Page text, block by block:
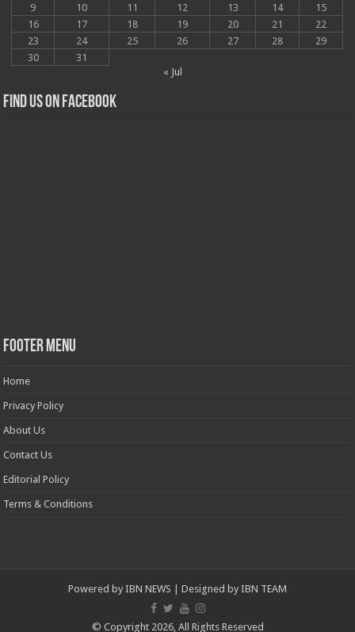
9
10 11 12 13 14
15
16
17 18 19 20 21
22
23
24 25 26 27 28
29
30
31
« Jul
Find us on Facebook
Footer Menu
Home
Privacy Policy
About Us
Contact Us
Editorial Policy
Terms & Conditions
Powered by IBN NEWS | Designed by IBN TEAM
© Copyright 2026, All Rights Reserved